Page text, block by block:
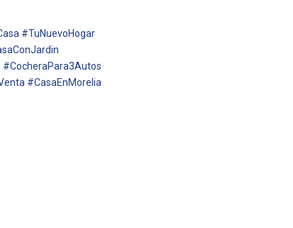
#TuNuevoHogar
#CocheraPara3Autos
#CasaEnMorelia